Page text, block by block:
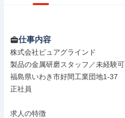
仕事内容
株式会社ピュアグラインド
製品の金属研磨スタッフ／未経験可
福島県いわき市好間工業団地1-37
正社員
求人の特徴